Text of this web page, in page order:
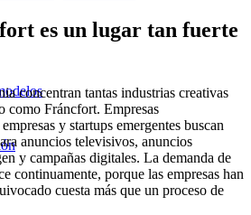
es un lugar tan fuerte
concentran tantas industrias creativas
como Fráncfort. Empresas
y startups emergentes buscan
anuncios televisivos, anuncios
y campañas digitales. La demanda de
continuamente, porque las empresas han
cuesta más que un proceso de